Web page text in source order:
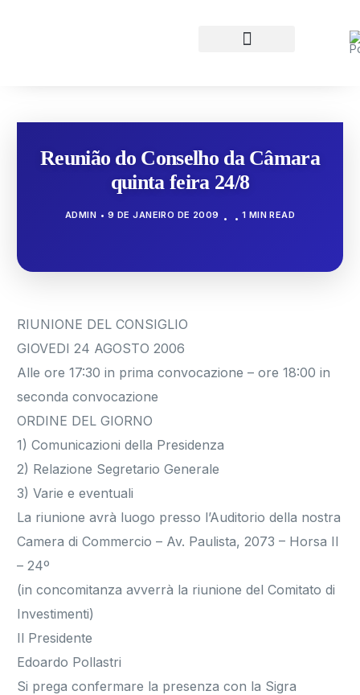
Reunião do Conselho da Câmara
quinta feira 24/8
ADMIN 9 DE JANEIRO DE 2009 1 MIN READ
RIUNIONE DEL CONSIGLIO
GIOVEDI 24 AGOSTO 2006
Alle ore 17:30 in prima convocazione – ore 18:00 in
seconda convocazione
ORDINE DEL GIORNO
1) Comunicazioni della Presidenza
2) Relazione Segretario Generale
3) Varie e eventuali
La riunione avrà luogo presso l’Auditorio della nostra
Camera di Commercio – Av. Paulista, 2073 – Horsa II
– 24º
(in concomitanza avverrà la riunione del Comitato di
Investimenti)
Il Presidente
Edoardo Pollastri
Si prega confermare la presenza con la Sigra